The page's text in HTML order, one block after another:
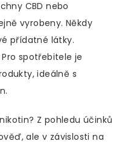
CBD nebo
vyrobeny. Někdy
přídatné látky.
Pro spotřebitele je
ideálně s
Z pohledu účinků
ale v závislosti na